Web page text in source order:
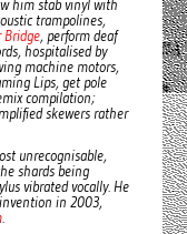
him stab vinyl with
trampolines,
Bridge, perform deaf
hospitalised by
machine motors,
Lips, get pole
compilation;
skewers rather
unrecognisable,
shards being
vibrated vocally. He
in 2003,
.